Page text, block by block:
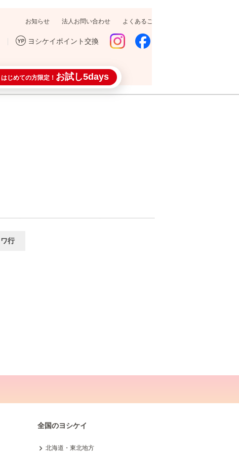
お知らせ 法人お問い合わせ よくあるご質問
ヨシケイポイント交換
はじめての方限定！ お試し5days
ワ行
全国のヨシケイ
北海道・東北地方